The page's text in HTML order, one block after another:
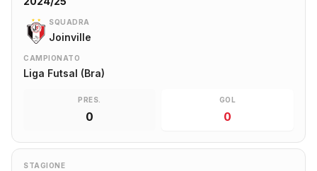
SQUADRA
Joinville
CAMPIONATO
Liga Futsal (Bra)
PRES.
0
GOL
0
STAGIONE